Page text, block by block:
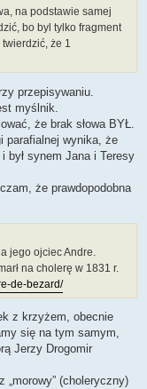
na podstawie samej
bo byl tylko fragment
że 1
przepisywaniu.
myślnik.
że brak słowa BYŁ.
parafialnej wynika, że
był synem Jana i Teresy
że prawdopodobna
jego ojciec Andre.
na cholerę w 1831 r.
de-bezard/
z krzyżem, obecnie
się na tym samym,
Jerzy Drogomir
„morowy” (choleryczny)